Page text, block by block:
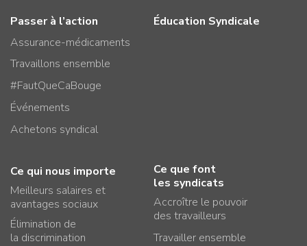
Passer à l’action
Assurance-médicaments
Travaillons ensemble
#FautQueCaBouge
Événements
Achetons syndical
Éducation Syndicale
Ce qui nous importe
Meilleurs salaires et
avantages sociaux
Élimination de
la discrimination
Ce que font
les syndicats
Accroître le pouvoir
des travailleurs
Travailler ensemble